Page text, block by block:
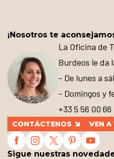
¡Nosotros te
La Oficina de
Burdeos le da
- De lunes a
- Domingos y
+33 5 56 00 66
CONTÁCTENOS VEN A
Sigue nuestras